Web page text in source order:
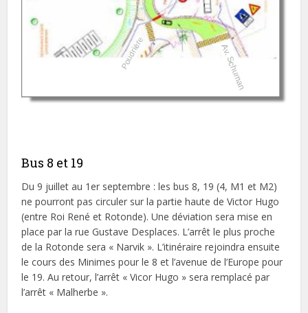
Bus 8 et 19
Du 9 juillet au 1er septembre : les bus 8, 19 (4, M1 et M2)
ne pourront pas circuler sur la partie haute de Victor Hugo
(entre Roi René et Rotonde). Une déviation sera mise en
place par la rue Gustave Desplaces. L’arrêt le plus proche
de la Rotonde sera « Narvik ». L’itinéraire rejoindra ensuite
le cours des Minimes pour le 8 et l’avenue de l’Europe pour
le 19. Au retour, l’arrêt « Vicor Hugo » sera remplacé par
l’arrêt « Malherbe ».